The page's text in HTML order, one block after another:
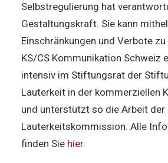
Selbstregulierung hat
Gestaltungskraft. Sie kann
Einschränkungen und Verbote
KS/CS Kommunikation Schweiz
intensiv im Stiftungsrat der
Lauterkeit in der kommerziellen
und unterstützt so die Arbeit der
Lauterkeitskommission. Alle
finden Sie hier.